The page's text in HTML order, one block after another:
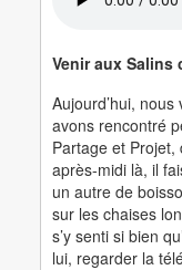
Venir aux Salins
Aujourd’hui,
avons rencontré
Partage et
après-midi là, il
un autre de
sur les chaises
s’y senti si bien
lui, regarder la